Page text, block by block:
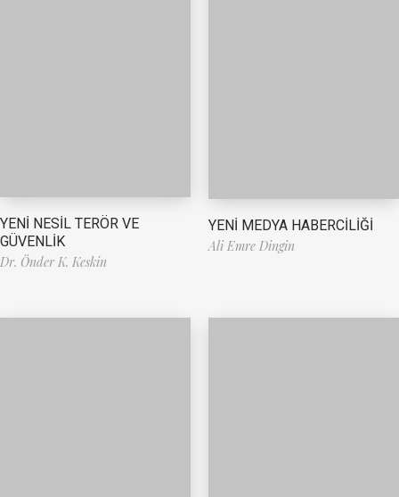
YENİ NESİL TERÖR VE
GÜVENLİK
Dr. Önder K. Keskin
YENİ MEDYA HABERCİLİĞİ
Ali Emre Dingin